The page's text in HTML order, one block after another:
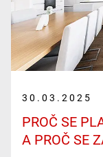
30.03.2025
PROČ SE
A PROČ SE